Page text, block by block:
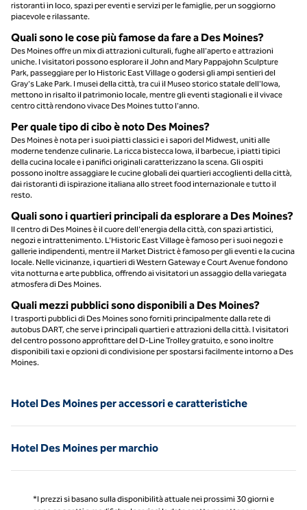
ristoranti in loco, spazi per eventi e servizi per le famiglie, per un soggiorno
piacevole e rilassante.
Quali sono le cose più famose da fare a Des Moines?
Des Moines offre un mix di attrazioni culturali, fughe all'aperto e attrazioni
uniche. I visitatori possono esplorare il John and Mary Pappajohn Sculpture
Park, passeggiare per lo Historic East Village o godersi gli ampi sentieri del
Gray's Lake Park. I musei della città, tra cui il Museo storico statale dell'Iowa,
mettono in risalto il patrimonio locale, mentre gli eventi stagionali e il vivace
centro città rendono vivace Des Moines tutto l'anno.
Per quale tipo di cibo è noto Des Moines?
Des Moines è nota per i suoi piatti classici e i sapori del Midwest, uniti alle
moderne tendenze culinarie. La ricca bistecca Iowa, il barbecue, i piatti tipici
della cucina locale e i panifici originali caratterizzano la scena. Gli ospiti
possono inoltre assaggiare le cucine globali dei quartieri accoglienti della città,
dai ristoranti di ispirazione italiana allo street food internazionale e tutto il
resto.
Quali sono i quartieri principali da esplorare a Des Moines?
Il centro di Des Moines è il cuore dell'energia della città, con spazi artistici,
negozi e intrattenimento. L'Historic East Village è famoso per i suoi negozi e
gallerie indipendenti, mentre il Market District è famoso per gli eventi e la cucina
locale. Nelle vicinanze, i quartieri di Western Gateway e Court Avenue fondono
vita notturna e arte pubblica, offrendo ai visitatori un assaggio della variegata
atmosfera di Des Moines.
Quali mezzi pubblici sono disponibili a Des Moines?
I trasporti pubblici di Des Moines sono forniti principalmente dalla rete di
autobus DART, che serve i principali quartieri e attrazioni della città. I visitatori
del centro possono approfittare del D-Line Trolley gratuito, e sono inoltre
disponibili taxi e opzioni di condivisione per spostarsi facilmente intorno a Des
Moines.
Hotel Des Moines per accessori e caratteristiche
Hotel Des Moines per marchio
*I prezzi si basano sulla disponibilità attuale nei prossimi 30 giorni e